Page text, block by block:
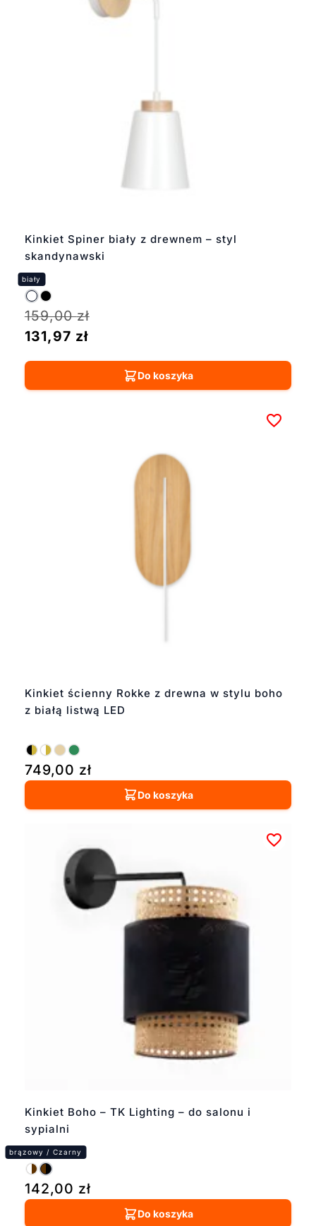
Kinkiet Spiner biały z drewnem – styl
skandynawski
159,00zł
131,97 zł
Do koszyka
Kinkiet ścienny Rokke z drewna w stylu boho
z białą listwą LED
749,00 zł
Do koszyka
Kinkiet Boho – TK Lighting – do salonu i
sypialni
142,00 zł
Do koszyka